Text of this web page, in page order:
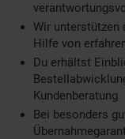
Wir unterstützen
Hilfe von
Du erhältst
Kundenberatung
Bei besonders